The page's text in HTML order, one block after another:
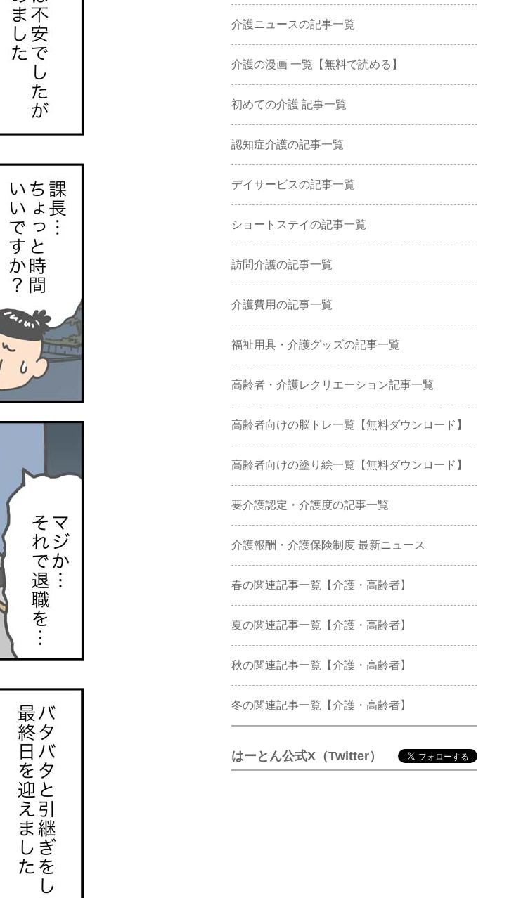
介護ニュースの記事一覧
介護の漫画 一覧【無料で読める】
初めての介護 記事一覧
認知症介護の記事一覧
デイサービスの記事一覧
ショートステイの記事一覧
訪問介護の記事一覧
介護費用の記事一覧
福祉用具・介護グッズの記事一覧
高齢者・介護レクリエーション記事一覧
高齢者向けの脳トレ一覧【無料ダウンロード】
高齢者向けの塗り絵一覧【無料ダウンロード】
要介護認定・介護度の記事一覧
介護報酬・介護保険制度 最新ニュース
春の関連記事一覧【介護・高齢者】
夏の関連記事一覧【介護・高齢者】
秋の関連記事一覧【介護・高齢者】
冬の関連記事一覧【介護・高齢者】
はーとん公式X（Twitter）